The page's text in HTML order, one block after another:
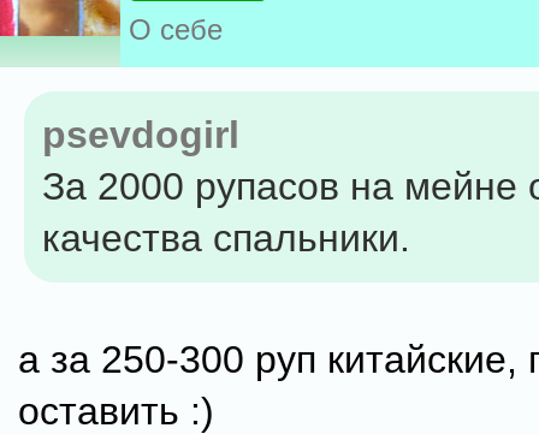
О себе
psevdogirl
За 2000 рупасов на мейне
качества спальники.
а за 250-300 руп китайские,
оставить :)